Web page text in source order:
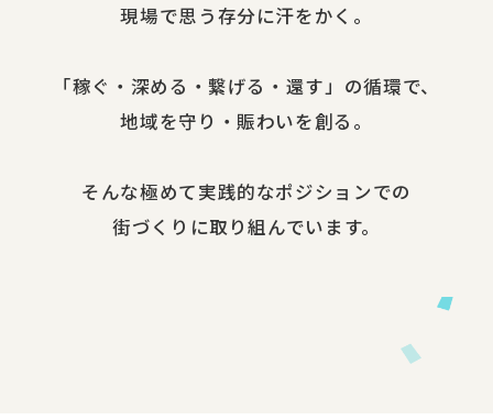
現場で​思う​存分に​汗を​かく。
​「稼ぐ・​深める​・繋げる・還す」の​循環で、​
地域を​守り・​賑わいを​創る。
​そんな​極めて​実践的な​ポジションでの​
街づくりに​取り組んでいます。​